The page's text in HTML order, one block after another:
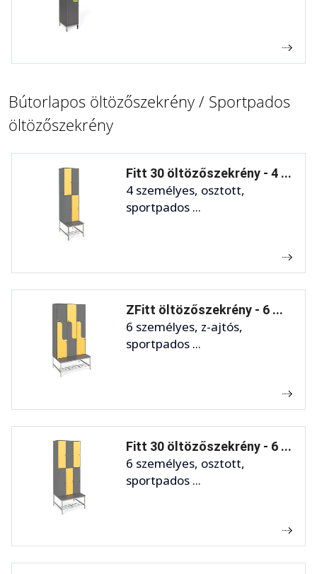
Bútorlapos öltözőszekrény / Sportpados
öltözőszekrény
Fitt 30 öltözőszekrény - 4 ...
4 személyes, osztott,
sportpados ...
ZFitt öltözőszekrény - 6 ...
6 személyes, z-ajtós,
sportpados ...
Fitt 30 öltözőszekrény - 6 ...
6 személyes, osztott,
sportpados ...